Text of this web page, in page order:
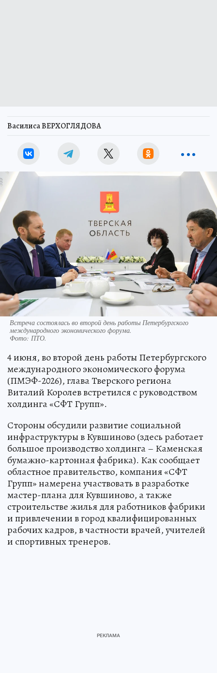
Василиса ВЕРХОГЛЯДОВА
Встреча состоялась во второй день работы Петербургского
международного экономического форума.
Фото: ПТО.
4 июня, во второй день работы Петербургского
международного экономического форума
(ПМЭФ-2026), глава Тверского региона
Виталий Королев встретился с руководством
холдинга «СФТ Групп».
Стороны обсудили развитие социальной
инфраструктуры в Кувшиново (здесь работает
большое производство холдинга – Каменская
бумажно-картонная фабрика). Как сообщает
областное правительство, компания «СФТ
Групп» намерена участвовать в разработке
мастер-плана для Кувшиново, а также
строительстве жилья для работников фабрики
и привлечении в город квалифицированных
рабочих кадров, в частности врачей, учителей
и спортивных тренеров.